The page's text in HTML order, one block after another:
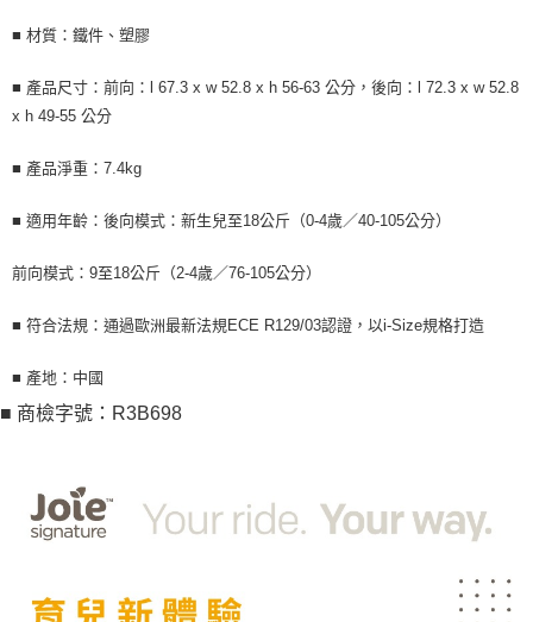
■ 材質：鐵件、塑膠
■ 產品尺寸：前向：l 67.3 x w 52.8 x h 56-63 公分，後向：l 72.3 x w 52.8
x h 49-55 公分
■ 產品淨重：7.4kg
■ 適用年齡：後向模式：新生兒至18公斤（0-4歲／40-105公分）
前向模式：9至18公斤（2-4歲／76-105公分）
■ 符合法規：通過歐洲最新法規ECE R129/03認證，以i-Size規格打造
■ 產地：中國
■ 商檢字號：R3B698